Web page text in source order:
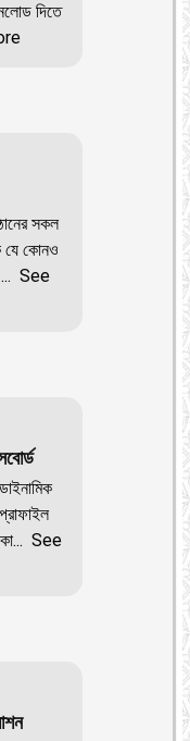
দিতে
সকল
যে কোনও
... See
... See